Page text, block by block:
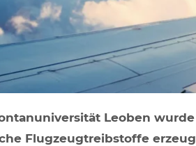
Leoben
Flugzeugtreibstoffe